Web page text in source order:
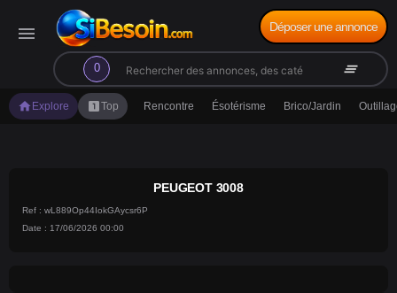
menu
0
search clear_all
Déposer une annonce
home Explore looks_oneTop Rencontre Ésotérisme Brico/Jardin
PEUGEOT 3008
Ref : wL889Op44IokGAycsr6P
Date : 17/06/2026 00:00